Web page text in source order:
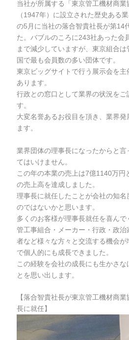
当社が所属する「東京管工機材商
（1947年）に設立された歴史ある
の5月に当社の落合智貴社長が第14
た。バブルのころに243社あった会
まで減少していますが、東京組合
国で最も会員数の多い団体です。
東京ビッグサイトで行う展示会を
あります。
行政との窓口として業界の状況をご
す。
大変名誉あるお役目を頂き、業界発
ます。
業界団体の理事長になったからと
てはいけません。
この年の本業の売上は7億1140万円
の売上高を達成しました。
理事長に就任したことが会社の知
のではないかと思います。
多くのお客様が理事長就任を喜んで
管工事組合・メーカー・行政・政
者など様々な方々と交流する機会が
で個人的にも成長できました。
この経験を会社の成長にも生かさな
とを思い出します。
【落合智貴社長が東京管工機材商
長に就任】